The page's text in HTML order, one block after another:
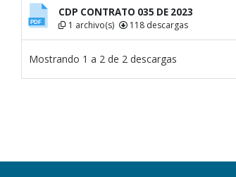
CDP CONTRATO 035 DE 2023
1 archivo(s) 118 descargas
Mostrando 1 a 2 de 2 descargas